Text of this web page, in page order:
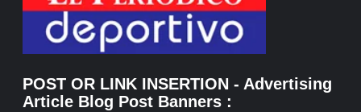
POST OR LINK INSERTION - Advertising
Article Blog Post Banners :